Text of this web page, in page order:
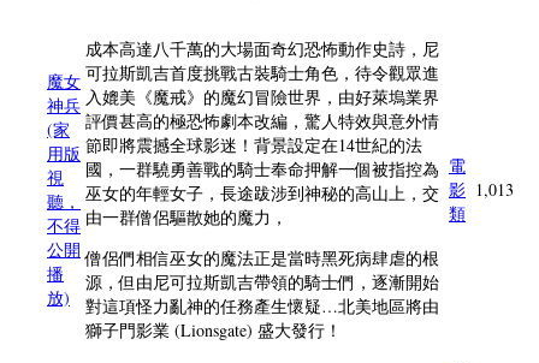
魔女
神兵
(家
用版
視
聽，
不得
公開
播
放)
成本高達八千萬的大場面奇幻恐怖動作史詩，尼
可拉斯凱吉首度挑戰古裝騎士角色，待令觀眾進
入媲美《魔戒》的魔幻冒險世界，由好萊塢業界
評價甚高的極恐怖劇本改編，驚人特效與意外情
節即將震撼全球影迷！背景設定在14世紀的法
國，一群驍勇善戰的騎士奉命押解一個被指控為
巫女的年輕女子，長途跋涉到神秘的高山上，交
由一群僧侶驅散她的魔力，
僧侶們相信巫女的魔法正是當時黑死病肆虐的根
源，但由尼可拉斯凱吉帶領的騎士們，逐漸開始
對這項怪力亂神的任務產生懷疑…北美地區將由
獅子門影業 (Lionsgate) 盛大發行！
電
影
類
1,013